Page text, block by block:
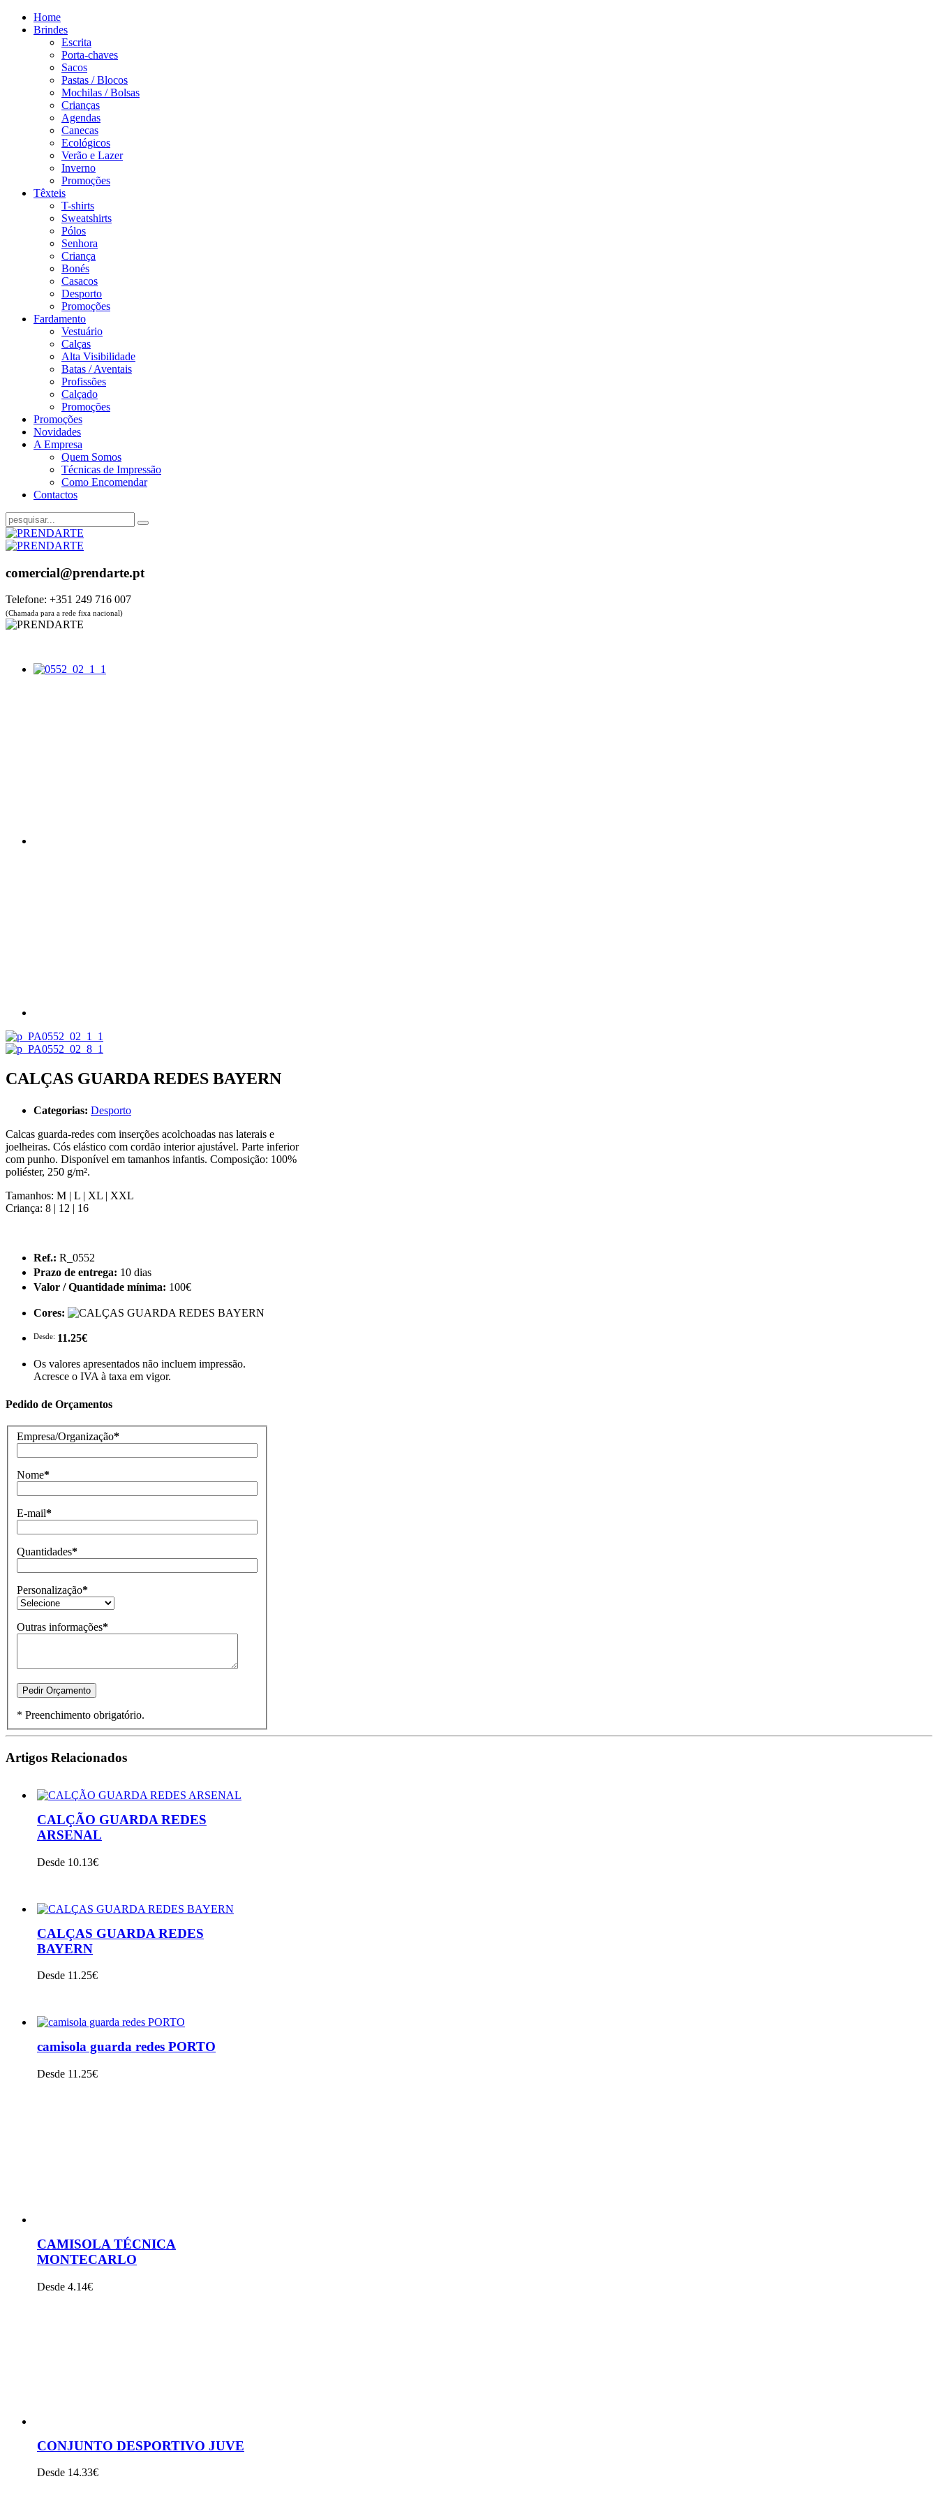
Home
Brindes
Escrita
Porta-chaves
Sacos
Pastas / Blocos
Mochilas / Bolsas
Crianças
Agendas
Canecas
Ecológicos
Verão e Lazer
Inverno
Promoções
Têxteis
T-shirts
Sweatshirts
Pólos
Senhora
Criança
Bonés
Casacos
Desporto
Promoções
Fardamento
Vestuário
Calças
Alta Visibilidade
Batas / Aventais
Profissões
Calçado
Promoções
Promoções
Novidades
A Empresa
Quem Somos
Técnicas de Impressão
Como Encomendar
Contactos
comercial@prendarte.pt
Telefone: +351 249 716 007
(Chamada para a rede fixa nacional)
CALÇAS GUARDA REDES BAYERN
Categorias: Desporto
Calcas guarda-redes com inserções acolchoadas nas laterais e
joelheiras. Cós elástico com cordão interior ajustável. Parte inferior
com punho. Disponível em tamanhos infantis. Composição: 100%
poliéster, 250 g/m².
Tamanhos: M | L | XL | XXL
Criança: 8 | 12 | 16
Ref.: R_0552
Prazo de entrega: 10 dias
Valor / Quantidade mínima: 100€
Cores:
Desde: 11.25€
Os valores apresentados não incluem impressão.
Acresce o IVA à taxa em vigor.
Pedido de Orçamentos
Empresa/Organização*
Nome*
E-mail*
Quantidades*
Personalização*
Outras informações*
* Preenchimento obrigatório.
Artigos Relacionados
CALÇÃO GUARDA REDES
ARSENAL
Desde 10.13€
CALÇAS GUARDA REDES
BAYERN
Desde 11.25€
camisola guarda redes PORTO
Desde 11.25€
CAMISOLA TÉCNICA
MONTECARLO
Desde 4.14€
CONJUNTO DESPORTIVO JUVE
Desde 14.33€